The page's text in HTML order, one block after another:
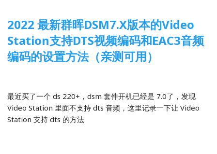
2022 最新群晖DSM7.X版本的Video
Station支持DTS视频编码和EAC3音频
编码的设置方法（亲测可用）
最近买了一个 ds 220+，dsm 套件开机已经是 7.0了，发现
Video Station 里面不支持 dts 音频，这里记录一下让 Video
Station 支持 dts 的方法